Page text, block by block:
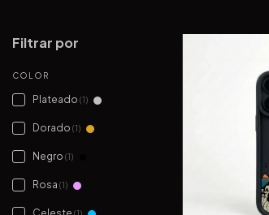
Filtrar por
COLOR
Plateado (1)
Dorado (1)
Negro (1)
Rosa (1)